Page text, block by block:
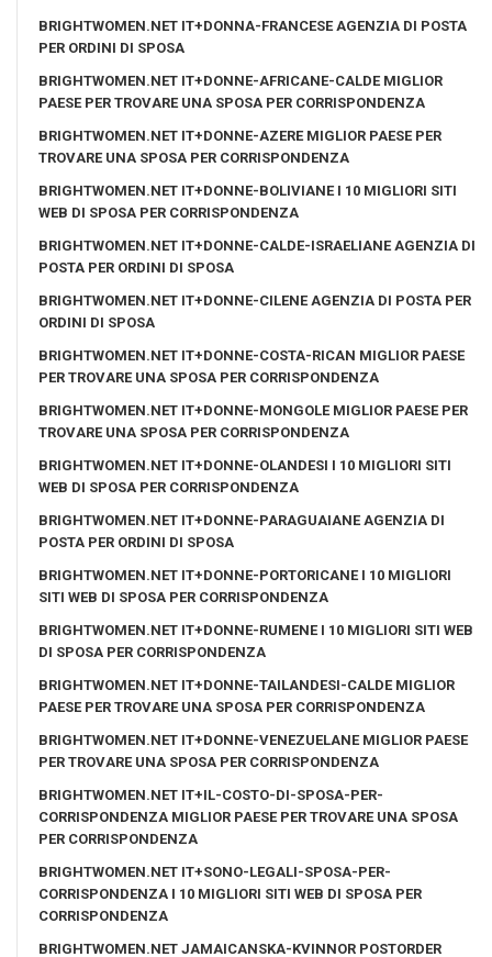
BRIGHTWOMEN.NET IT+DONNA-FRANCESE AGENZIA DI POSTA
PER ORDINI DI SPOSA
BRIGHTWOMEN.NET IT+DONNE-AFRICANE-CALDE MIGLIOR
PAESE PER TROVARE UNA SPOSA PER CORRISPONDENZA
BRIGHTWOMEN.NET IT+DONNE-AZERE MIGLIOR PAESE PER
TROVARE UNA SPOSA PER CORRISPONDENZA
BRIGHTWOMEN.NET IT+DONNE-BOLIVIANE I 10 MIGLIORI SITI
WEB DI SPOSA PER CORRISPONDENZA
BRIGHTWOMEN.NET IT+DONNE-CALDE-ISRAELIANE AGENZIA DI
POSTA PER ORDINI DI SPOSA
BRIGHTWOMEN.NET IT+DONNE-CILENE AGENZIA DI POSTA PER
ORDINI DI SPOSA
BRIGHTWOMEN.NET IT+DONNE-COSTA-RICAN MIGLIOR PAESE
PER TROVARE UNA SPOSA PER CORRISPONDENZA
BRIGHTWOMEN.NET IT+DONNE-MONGOLE MIGLIOR PAESE PER
TROVARE UNA SPOSA PER CORRISPONDENZA
BRIGHTWOMEN.NET IT+DONNE-OLANDESI I 10 MIGLIORI SITI
WEB DI SPOSA PER CORRISPONDENZA
BRIGHTWOMEN.NET IT+DONNE-PARAGUAIANE AGENZIA DI
POSTA PER ORDINI DI SPOSA
BRIGHTWOMEN.NET IT+DONNE-PORTORICANE I 10 MIGLIORI
SITI WEB DI SPOSA PER CORRISPONDENZA
BRIGHTWOMEN.NET IT+DONNE-RUMENE I 10 MIGLIORI SITI WEB
DI SPOSA PER CORRISPONDENZA
BRIGHTWOMEN.NET IT+DONNE-TAILANDESI-CALDE MIGLIOR
PAESE PER TROVARE UNA SPOSA PER CORRISPONDENZA
BRIGHTWOMEN.NET IT+DONNE-VENEZUELANE MIGLIOR PAESE
PER TROVARE UNA SPOSA PER CORRISPONDENZA
BRIGHTWOMEN.NET IT+IL-COSTO-DI-SPOSA-PER-
CORRISPONDENZA MIGLIOR PAESE PER TROVARE UNA SPOSA
PER CORRISPONDENZA
BRIGHTWOMEN.NET IT+SONO-LEGALI-SPOSA-PER-
CORRISPONDENZA I 10 MIGLIORI SITI WEB DI SPOSA PER
CORRISPONDENZA
BRIGHTWOMEN.NET JAMAICANSKA-KVINNOR POSTORDER